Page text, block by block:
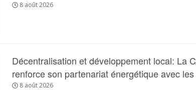
8 août 2026
Décentralisation et développement local: La
renforce son partenariat énergétique avec
8 août 2026